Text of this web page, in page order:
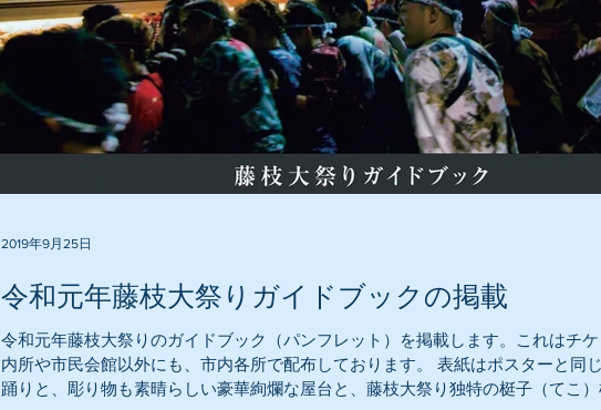
令和元年藤枝大祭りガイドブックの掲載
令和元年藤枝大祭りのガイドブック（パンフレット）を掲載します。これはチケ
内所や市民会館以外にも、市内各所で配布しております。 表紙はポスターと同
踊りと、彫り物も素晴らしい豪華絢爛な屋台と、藤枝大祭り独特の梃子（てこ
2019年9月25日